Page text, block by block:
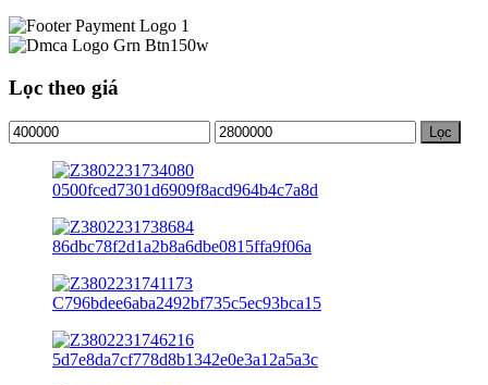
Lọc theo giá
Giá
tối
Giá
tối
Lọc